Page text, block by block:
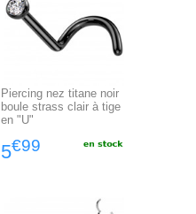
Piercing nez titane noir
boule strass clair à tige
en "U"
5€99